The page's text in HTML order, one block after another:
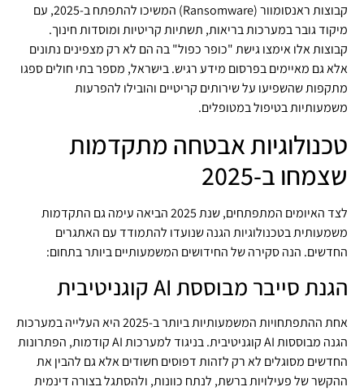
קבוצות ראנסומוור (Ransomware) המשיכו להתפתח ב-2025, עם
מיקוד גובר במערכות בריאות, תשתיות קריטיות ומוסדות חינוך.
קבוצות אלו אימצו גישת "כופר כפול" בה הם לא רק מצפינים נתונים
אלא גם מאיימים בפרסום מידע רגיש. בישראל, מספר בתי חולים ספגו
מתקפות שהשפיעו על שירותים קריטיים והובילו להפרעות
משמעותיות בטיפול במטופלים.
טכנולוגיות אבטחה מתקדמות
שצמחו ב-2025
לצד האיומים המתפתחים, שנת 2025 הביאה עימה גם התקדמות
משמעותית בטכנולוגיות הגנה שנועדו להתמודד עם האתגרים
החדשים. הנה סקירה של החידושים המשמעותיים ביותר בתחום:
הגנת סייבר מבוססת AI קוגניטיבית
אחת ההתפתחויות המשמעותיות ביותר ב-2025 היא העלייה במערכות
הגנה מבוססות AI קוגניטיבית. בניגוד למערכות AI קודמות, הפתרונות
החדשים מסוגלים לא רק לזהות דפוסים חשודים אלא גם להבין את
ההקשר של פעילויות ברשת, לנתח כוונות, ולהסתגל בצורה דינמית